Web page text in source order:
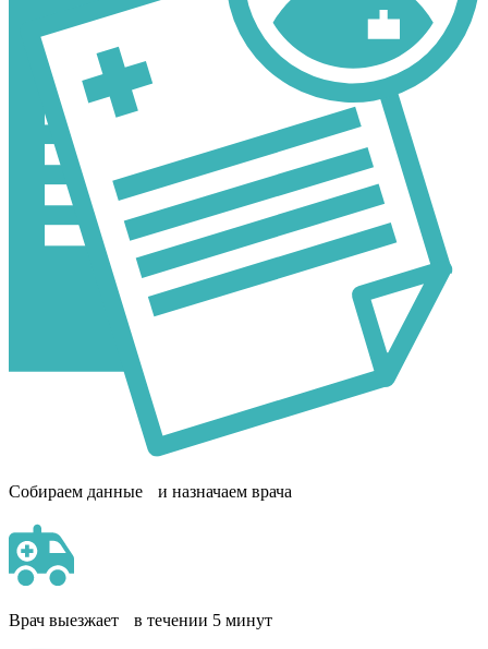
Собираем данные и назначаем врача
Врач выезжает в течении 5 минут